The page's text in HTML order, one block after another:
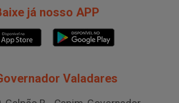
já nosso APP
Valadares